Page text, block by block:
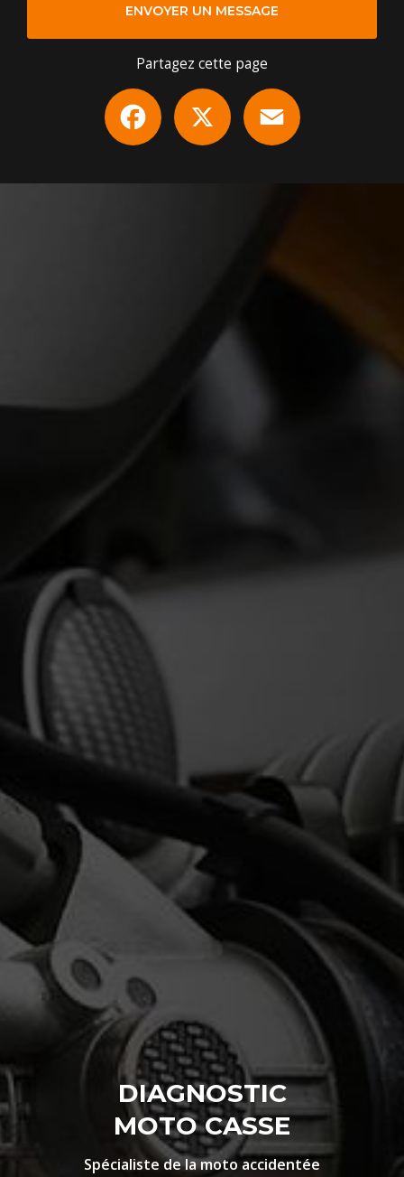
ENVOYER UN MESSAGE
Partagez cette page
Facebook
DIAGNOSTIC
MOTO CASSE
Spécialiste de la moto accidentée